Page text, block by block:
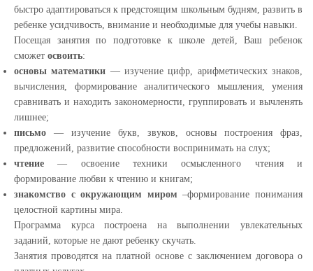
быстро адаптироваться к предстоящим школьным будням, развить в
ребенке усидчивость, внимание и необходимые для учебы навыки.
Посещая занятия по подготовке к школе детей, Ваш ребенок
сможет освоить:
основы математики — изучение цифр, арифметических знаков,
вычисления, формирование аналитического мышления, умения
сравнивать и находить закономерности, группировать и вычленять
лишнее;
письмо — изучение букв, звуков, основы построения фраз,
предложений, развитие способности воспринимать на слух;
чтение — освоение техники осмысленного чтения и
формирование любви к чтению и книгам;
знакомство с окружающим миром –формирование понимания
целостной картины мира.
Программа курса построена на выполнении увлекательных
заданий, которые не дают ребенку скучать.
Занятия проводятся на платной основе с заключением договора о